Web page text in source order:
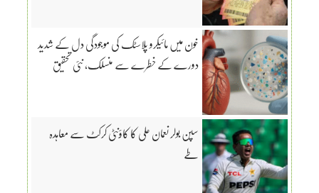
خون میں مائیکرو پلاسٹک کی موجودگی دل کے شدید
دورے کے خطرے سے منسلک، نئی تحقیق
سپن بولر نعمان علی کا کاؤنٹی کرکٹ سے معاہدہ
طے